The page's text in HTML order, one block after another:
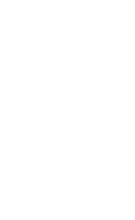
e
no CNPJ/MF
doravante